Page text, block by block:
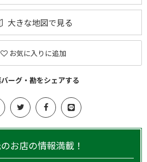
大きな地図で見る
お気に入りに追加
ーグ・勘をシェアする
お店の情報満載！